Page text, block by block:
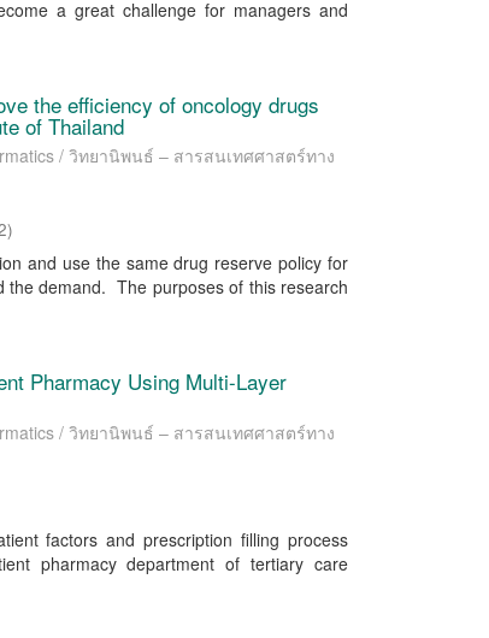
a great challenge for managers and
the efficiency of oncology drugs
of Thailand
/ วิทยานิพนธ์ – สารสนเทศศาสตร์ทาง
)
and use the same drug reserve policy for
the demand. The purposes of this research
Pharmacy Using Multi-Layer
/ วิทยานิพนธ์ – สารสนเทศศาสตร์ทาง
factors and prescription filling process
pharmacy department of tertiary care